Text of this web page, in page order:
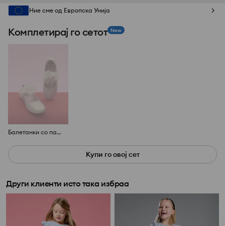
Ние сме од Европска Унија
Комплетирај го сетот New
Балетанки со панделка
Купи го овој сет
Други клиенти исто така избраа